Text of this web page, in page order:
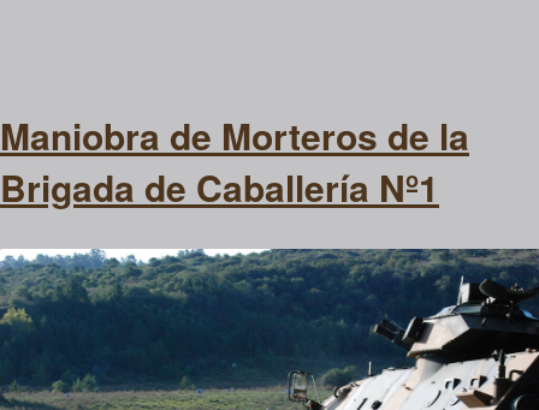
Maniobra de Morteros de la
Brigada de Caballería Nº1